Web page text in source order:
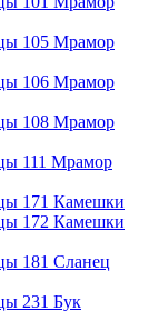
105 Мрамор
106 Мрамор
108 Мрамор
111 Мрамор
171 Камешки
172 Камешки
181 Сланец
231 Бук